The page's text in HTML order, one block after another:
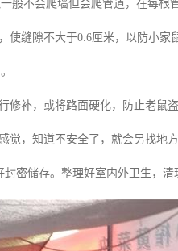
般不会爬墙但会爬管道，在每根
使缝隙不大于0.6厘米，以防小
补，或将路面硬化，防止老鼠盗
觉，知道不安全了，就会另找地方
密储存。整理好室内外卫生，清